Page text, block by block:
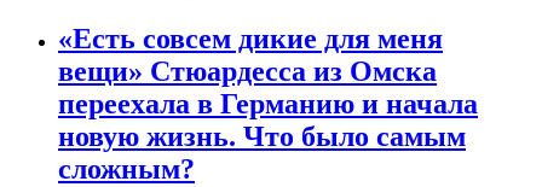
«Есть совсем дикие для меня
вещи» Стюардесса из Омска
переехала в Германию и начала
новую жизнь. Что было самым
сложным?